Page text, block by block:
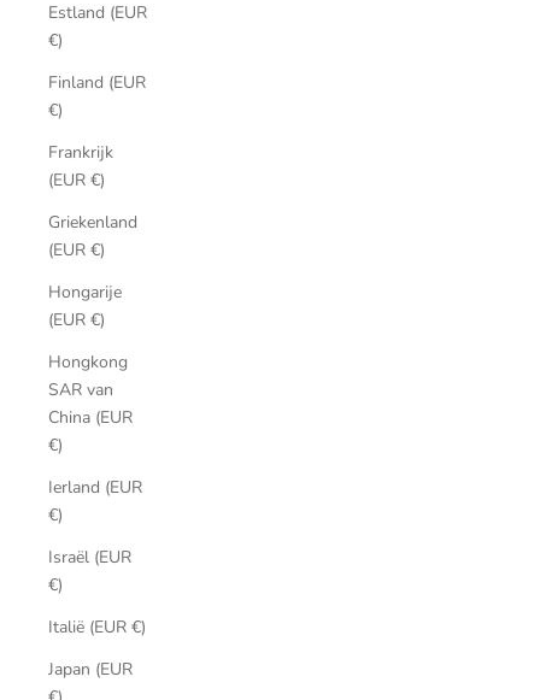
Estland (EUR
€)
Finland (EUR
€)
Frankrijk
(EUR €)
Griekenland
(EUR €)
Hongarije
(EUR €)
Hongkong
SAR van
China (EUR
€)
Ierland (EUR
€)
Israël (EUR
€)
Italië (EUR €)
Japan (EUR